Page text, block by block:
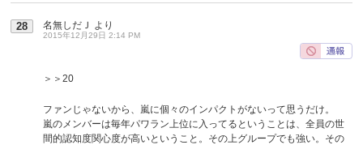
28 名無しだＪ より
2015年12月29日 2:14 PM
＞＞20
ファンじゃないから、嵐に個々のインパクトがないって思うだけ。
嵐のメンバーは毎年パワラン上位に入ってるということは、全員の世
間的認知度関心度が高いということ。その上グループでも強い。その